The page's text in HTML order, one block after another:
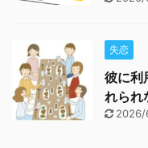
失恋
彼に利
れられ